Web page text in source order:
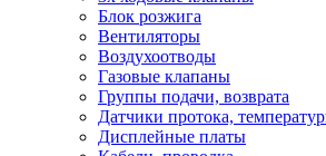
Блок розжига
Вентиляторы
Воздухоотводы
Газовые клапаны
Группы подачи, возврата
Датчики протока,
Дисплейные платы